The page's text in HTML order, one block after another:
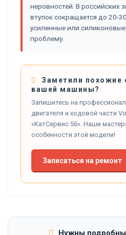
неровностей. В российских
втулок сокращается до 20-
усиленные или
проблему.
Заметили похожие
вашей машины?
Запишитесь на
двигателя и ходовой части
«КатСервис 56». Наши
особенности этой модели!
Записаться на ремонт
Нужны